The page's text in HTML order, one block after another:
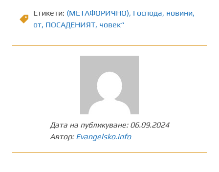
Етикети: (МЕТАФОРИЧНО), Господа, новини,
от, ПОСАДЕНИЯТ, човек“
Дата на публикуване: 06.09.2024
Автор: Evangelsko.info